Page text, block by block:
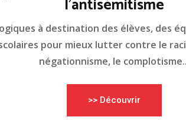
l'antisémitisme
à destination des élèves, des
pour mieux lutter contre le
négationnisme, le
>> Découvrir